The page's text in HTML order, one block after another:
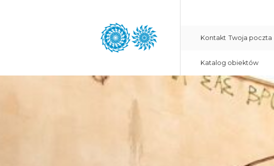
Kontakt Twoja poczta
Katalog obiektów